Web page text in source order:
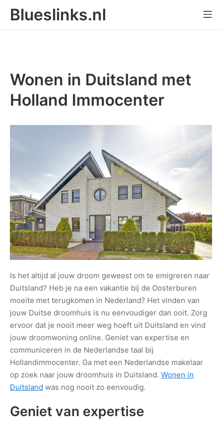
content
Blueslinks.nl
Wonen in Duitsland met
Holland Immocenter
Is het altijd al jouw droom geweest om te emigreren naar
Duitsland? Heb je na een vakantie bij de Oosterburen
moeite met terugkomen in Nederland? Het vinden van
jouw Duitse droomhuis is nu eenvoudiger dan ooit. Zorg
ervoor dat je nooit meer weg hoeft uit Duitsland en vind
jouw droomwoning online. Geniet van expertise en
communiceren in de Nederlandse taal bij
Hollandimmocenter. Ga met een Nederlandse makelaar
op zoek naar jouw droomhuis in Duitsland. Wonen in
Duitsland was nog nooit zo eenvoudig.
Geniet van expertise